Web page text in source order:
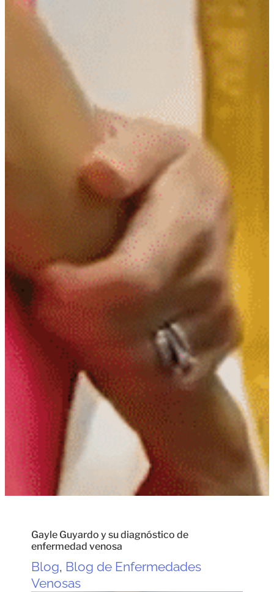
Gayle Guyardo y su diagnóstico de
enfermedad venosa
Blog, Blog de Enfermedades
Venosas